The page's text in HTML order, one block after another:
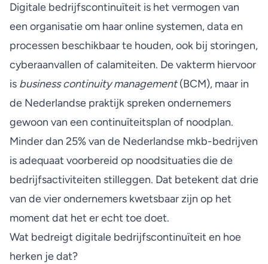
Digitale bedrijfscontinuïteit is het vermogen van
een organisatie om haar online systemen, data en
processen beschikbaar te houden, ook bij storingen,
cyberaanvallen of calamiteiten. De vakterm hiervoor
is business continuity management(BCM), maar in
de Nederlandse praktijk spreken ondernemers
gewoon van een continuïteitsplan of noodplan.
Minder dan 25% van de Nederlandse mkb-bedrijven
is adequaat voorbereid op noodsituaties die de
bedrijfsactiviteiten stilleggen. Dat betekent dat drie
van de vier ondernemers kwetsbaar zijn op het
moment dat het er echt toe doet.
Wat bedreigt digitale bedrijfscontinuïteit en hoe
herken je dat?